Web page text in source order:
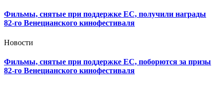
Фильмы, снятые при поддержке ЕС, получили награды
82-го Венецианского кинофестиваля
Новости
Фильмы, снятые при поддержке ЕС, поборются за призы
82-го Венецианского кинофестиваля